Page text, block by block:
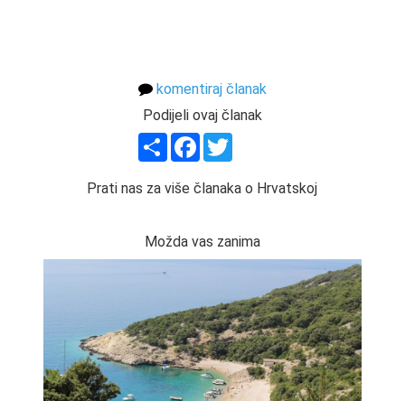
komentiraj članak
Podijeli ovaj članak
ShareFacebook
Prati nas za više članaka o Hrvatskoj
Možda vas zanima